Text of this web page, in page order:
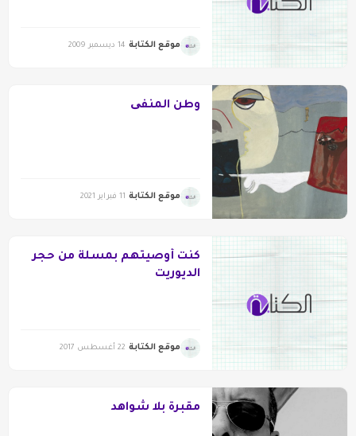
موقع الكتابة 14 ديسمبر 2009
وطن المنفی
موقع الكتابة 11 فبراير 2021
كنت أوصيتهم بمسلة من حجر
الديوريت
موقع الكتابة 22 أغسطس 2017
مقبرة بلا شواهد